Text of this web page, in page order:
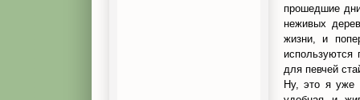
прошедшие
неживых
жизни, и
используются
для певчей
Ну, это я